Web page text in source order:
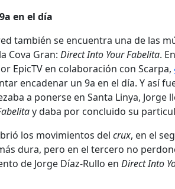
en el día
también se encuentra una de las
Cova Gran: Direct Into Your Fabelita.
EpicTV en colaboración con Scarpa,
encadenar un 9a en el día. Y así
a ponerse en Santa Linya, Jorge
y daba por concluido su
los movimientos del crux, en el
dura, pero en el tercero no
de Jorge Díaz-Rullo en Direct Into